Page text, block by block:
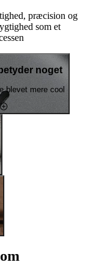
præcision og
som et
noget
blevet mere cool